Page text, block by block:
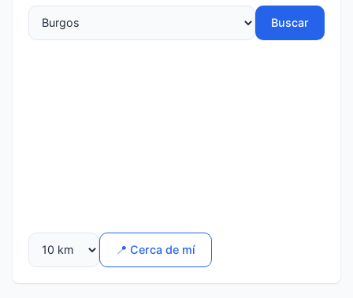
Buscar
📍 Cerca de mí